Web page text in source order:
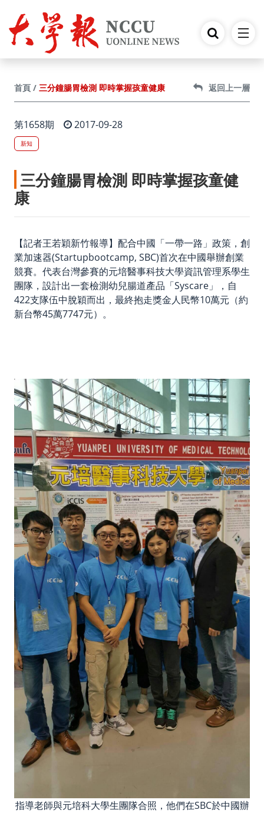
首頁 三分鐘腸胃檢測 即時掌握孩童健康 返回上一層
第1658期 2017-09-28
新知
三分鐘腸胃檢測 即時掌握孩童健
康
【記者王若穎新竹報導】配合中國「一帶一路」政策， 創
業加速器(Startupbootcamp, SBC)首次在中國舉辦創業
競賽。代表台灣參賽的元培醫事科技大學資訊管理系學生
團隊，設計出一套檢測幼兒腸道產品「Syscare」
，自
422支隊伍中脫穎而出，最終抱走獎金人民幣10萬元（約
新台幣45萬7747元） 。
指導老師與元培科大學生團隊合照，他們在SBC於中國辦